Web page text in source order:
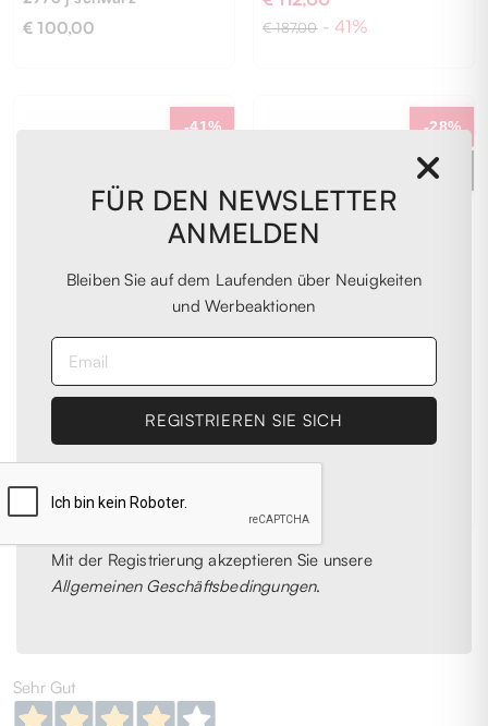
FÜR DEN NEWSLETTER
ANMELDEN
Bleiben Sie auf dem Laufenden über Neuigkeiten
und Werbeaktionen
Mit der Registrierung akzeptieren Sie unsere
Allgemeinen Geschäftsbedingungen.
€ 100,00 € 187,00 - 41%
-41%
20
ELISABETTA
FRANCHI
€ 112,00
€ 187,00
EXTRA
-20%
-28%
GAELLE
Stiefel schwarz
€ 131,00 - 28%
1 3
Sehr Gut